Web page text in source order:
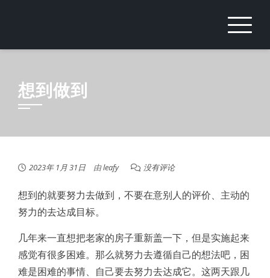
想到做到
2023年 1月 31日 由leafy 没有评论
想到的就要努力去做到，不要在意别人的评价、主动的
努力的去达成目标。
几年来一直想把老家的房子重新盖一下，但是实施起来
感觉有很多困难。那么就努力去遵循自己的想法吧，困
难是困难的事情、自己要去努力去达成它。这两天跟几